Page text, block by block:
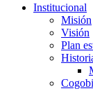
Institucional
Misión
Visión
Plan